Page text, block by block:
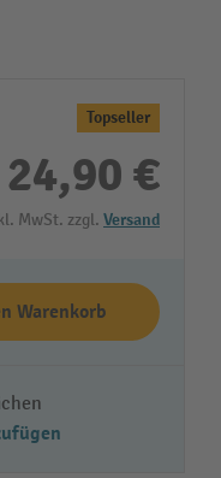
Topseller
24,90 €
MwSt. zzgl. Versand
Warenkorb